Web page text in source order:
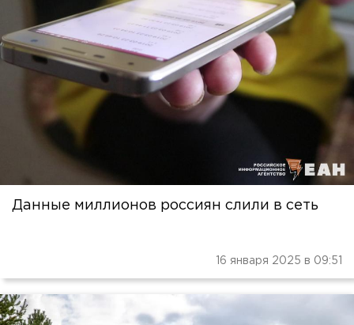
Данные миллионов россиян слили в сеть
16 января 2025 в 09:51